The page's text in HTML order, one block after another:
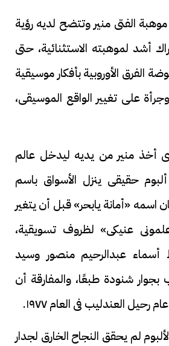
الفتى منير وتتضح لديه رؤية
أشد لموهبته الاستثنائية، حتى
الفرق الأوروبية بأفكار موسيقية
على تغيير الواقع الموسيقى،
أخذ منير من يديه ليدخل عالم
حقيقى ينزل الأسواق باسم
اسمه «أمانة يابحر» قبل أن يتغير
عنيكى» لظروف تسويقية،
عبدالرحيم منصور وسيد
شنودة طبعًا، والمفارقة أن
العندليب فى العام ١٩٧٧.
لم يحقق النجاح الخارق لجدار